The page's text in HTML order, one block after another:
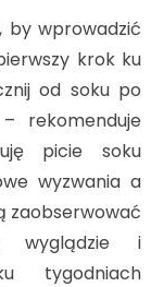
by wprowadzić
krok ku
od soku po
rekomenduje
picie soku
wyzwania a
zaobserwować
wyglądzie i
tygodniach